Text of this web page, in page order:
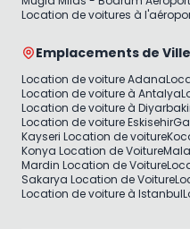
Location de voitures à
Emplacements de Ville
Location de voiture Adana
Location de voiture à Antalya
Location de voiture à
Location de voiture Eskisehir
Kayseri Location de voiture
Konya Location de Voiture
Mardin Location de Voiture
Sakarya Location de Voiture
Location de voiture à Istanbul